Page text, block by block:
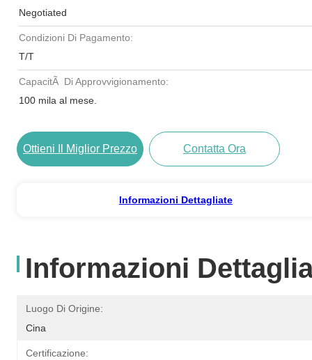
Negotiated
Condizioni Di Pagamento:
T/T
CapacitÃ Di Approvvigionamento:
100 mila al mese.
Ottieni Il Miglior Prezzo Contatta Ora
Informazioni Dettagliate
Informazioni
Luogo Di Origine:
Cina
Certificazione: